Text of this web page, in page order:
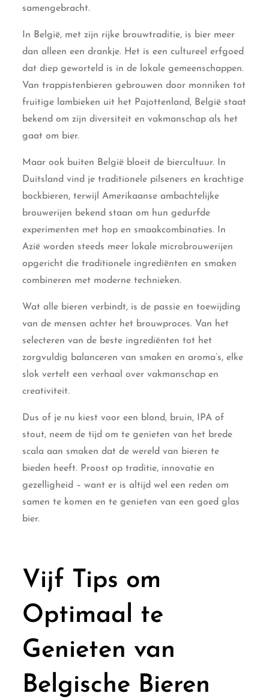
samengebracht.
In België, met zijn rijke brouwtraditie, is bier meer
dan alleen een drankje. Het is een cultureel erfgoed
dat diep geworteld is in de lokale gemeenschappen.
Van trappistenbieren gebrouwen door monniken tot
fruitige lambieken uit het Pajottenland, België staat
bekend om zijn diversiteit en vakmanschap als het
gaat om bier.
Maar ook buiten België bloeit de biercultuur. In
Duitsland vind je traditionele pilseners en krachtige
bockbieren, terwijl Amerikaanse ambachtelijke
brouwerijen bekend staan om hun gedurfde
experimenten met hop en smaakcombinaties. In
Azië worden steeds meer lokale microbrouwerijen
opgericht die traditionele ingrediënten en smaken
combineren met moderne technieken.
Wat alle bieren verbindt, is de passie en toewijding
van de mensen achter het brouwproces. Van het
selecteren van de beste ingrediënten tot het
zorgvuldig balanceren van smaken en aroma’s, elke
slok vertelt een verhaal over vakmanschap en
creativiteit.
Dus of je nu kiest voor een blond, bruin, IPA of
stout, neem de tijd om te genieten van het brede
scala aan smaken dat de wereld van bieren te
bieden heeft. Proost op traditie, innovatie en
gezelligheid – want er is altijd wel een reden om
samen te komen en te genieten van een goed glas
bier.
Vijf Tips om
Optimaal te
Genieten van
Belgische Bieren